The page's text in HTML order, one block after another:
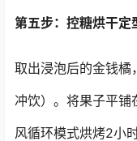
第五步：控糖烘干定
取出浸泡后的金钱橘
冲饮）。将果子平
风循环模式烘烤2小